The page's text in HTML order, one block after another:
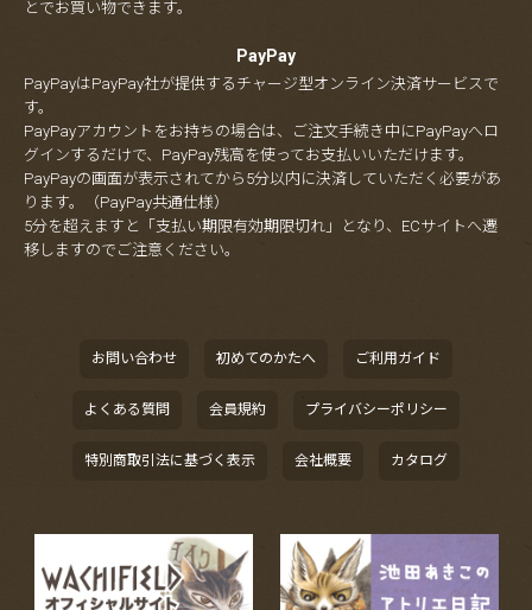
とでお買い物できます。
PayPay
PayPayはPayPay社が提供するチャージ型オンライン決済サービスで
す。
PayPayアカウントをお持ちの場合は、ご注文手続き中にPayPayへロ
グインするだけで、PayPay残高を使ってお支払いいただけます。
PayPayの画面が表示されてから5分以内に決済していただく必要があ
ります。（PayPay共通仕様）
5分を超えますと「支払い期限有効期限切れ」となり、ECサイトへ遷
移しますのでご注意ください。
お問い合わせ 初めてのかたへ ご利用ガイド
よくある質問 会員規約 プライバシーポリシー
特別商取引法に基づく表示 会社概要 カタログ